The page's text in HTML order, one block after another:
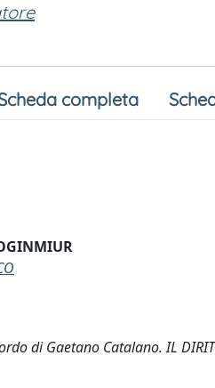
completa
di Gaetano Catalano. IL